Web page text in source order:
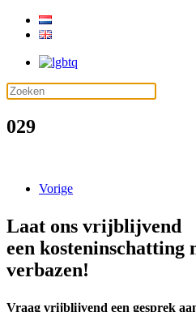
029
Vorige
Laat ons vrijblijvend
een kosteninschatting
verbazen!
Vraag vrijblijvend een gesprek